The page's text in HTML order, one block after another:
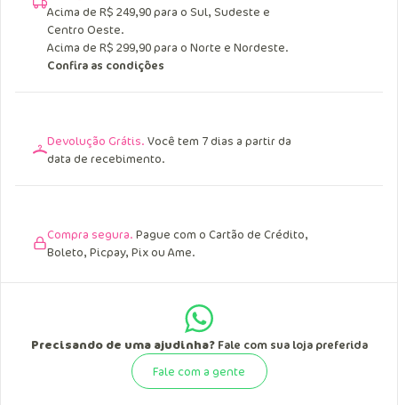
Acima de R$ 249,90 para o Sul, Sudeste e
Centro Oeste.
Acima de R$ 299,90 para o Norte e Nordeste.
Confira as condições
Devolução Grátis. Você tem 7 dias a partir da
data de recebimento.
Compra segura. Pague com o Cartão de Crédito,
Boleto, Picpay, Pix ou Ame.
Precisando de uma ajudinha?Fale com sua loja preferida
Fale com a gente